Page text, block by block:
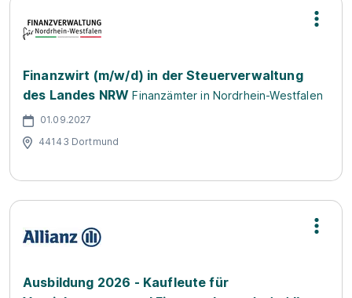
Finanzwirt (m/w/d) in der Steuerverwaltung
des Landes NRW Finanzämter in Nordrhein-Westfalen
01.09.2027
44143 Dortmund
Ausbildung 2026 - Kaufleute für